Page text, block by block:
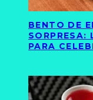
BENTO DE
SORPRESA:
PARA